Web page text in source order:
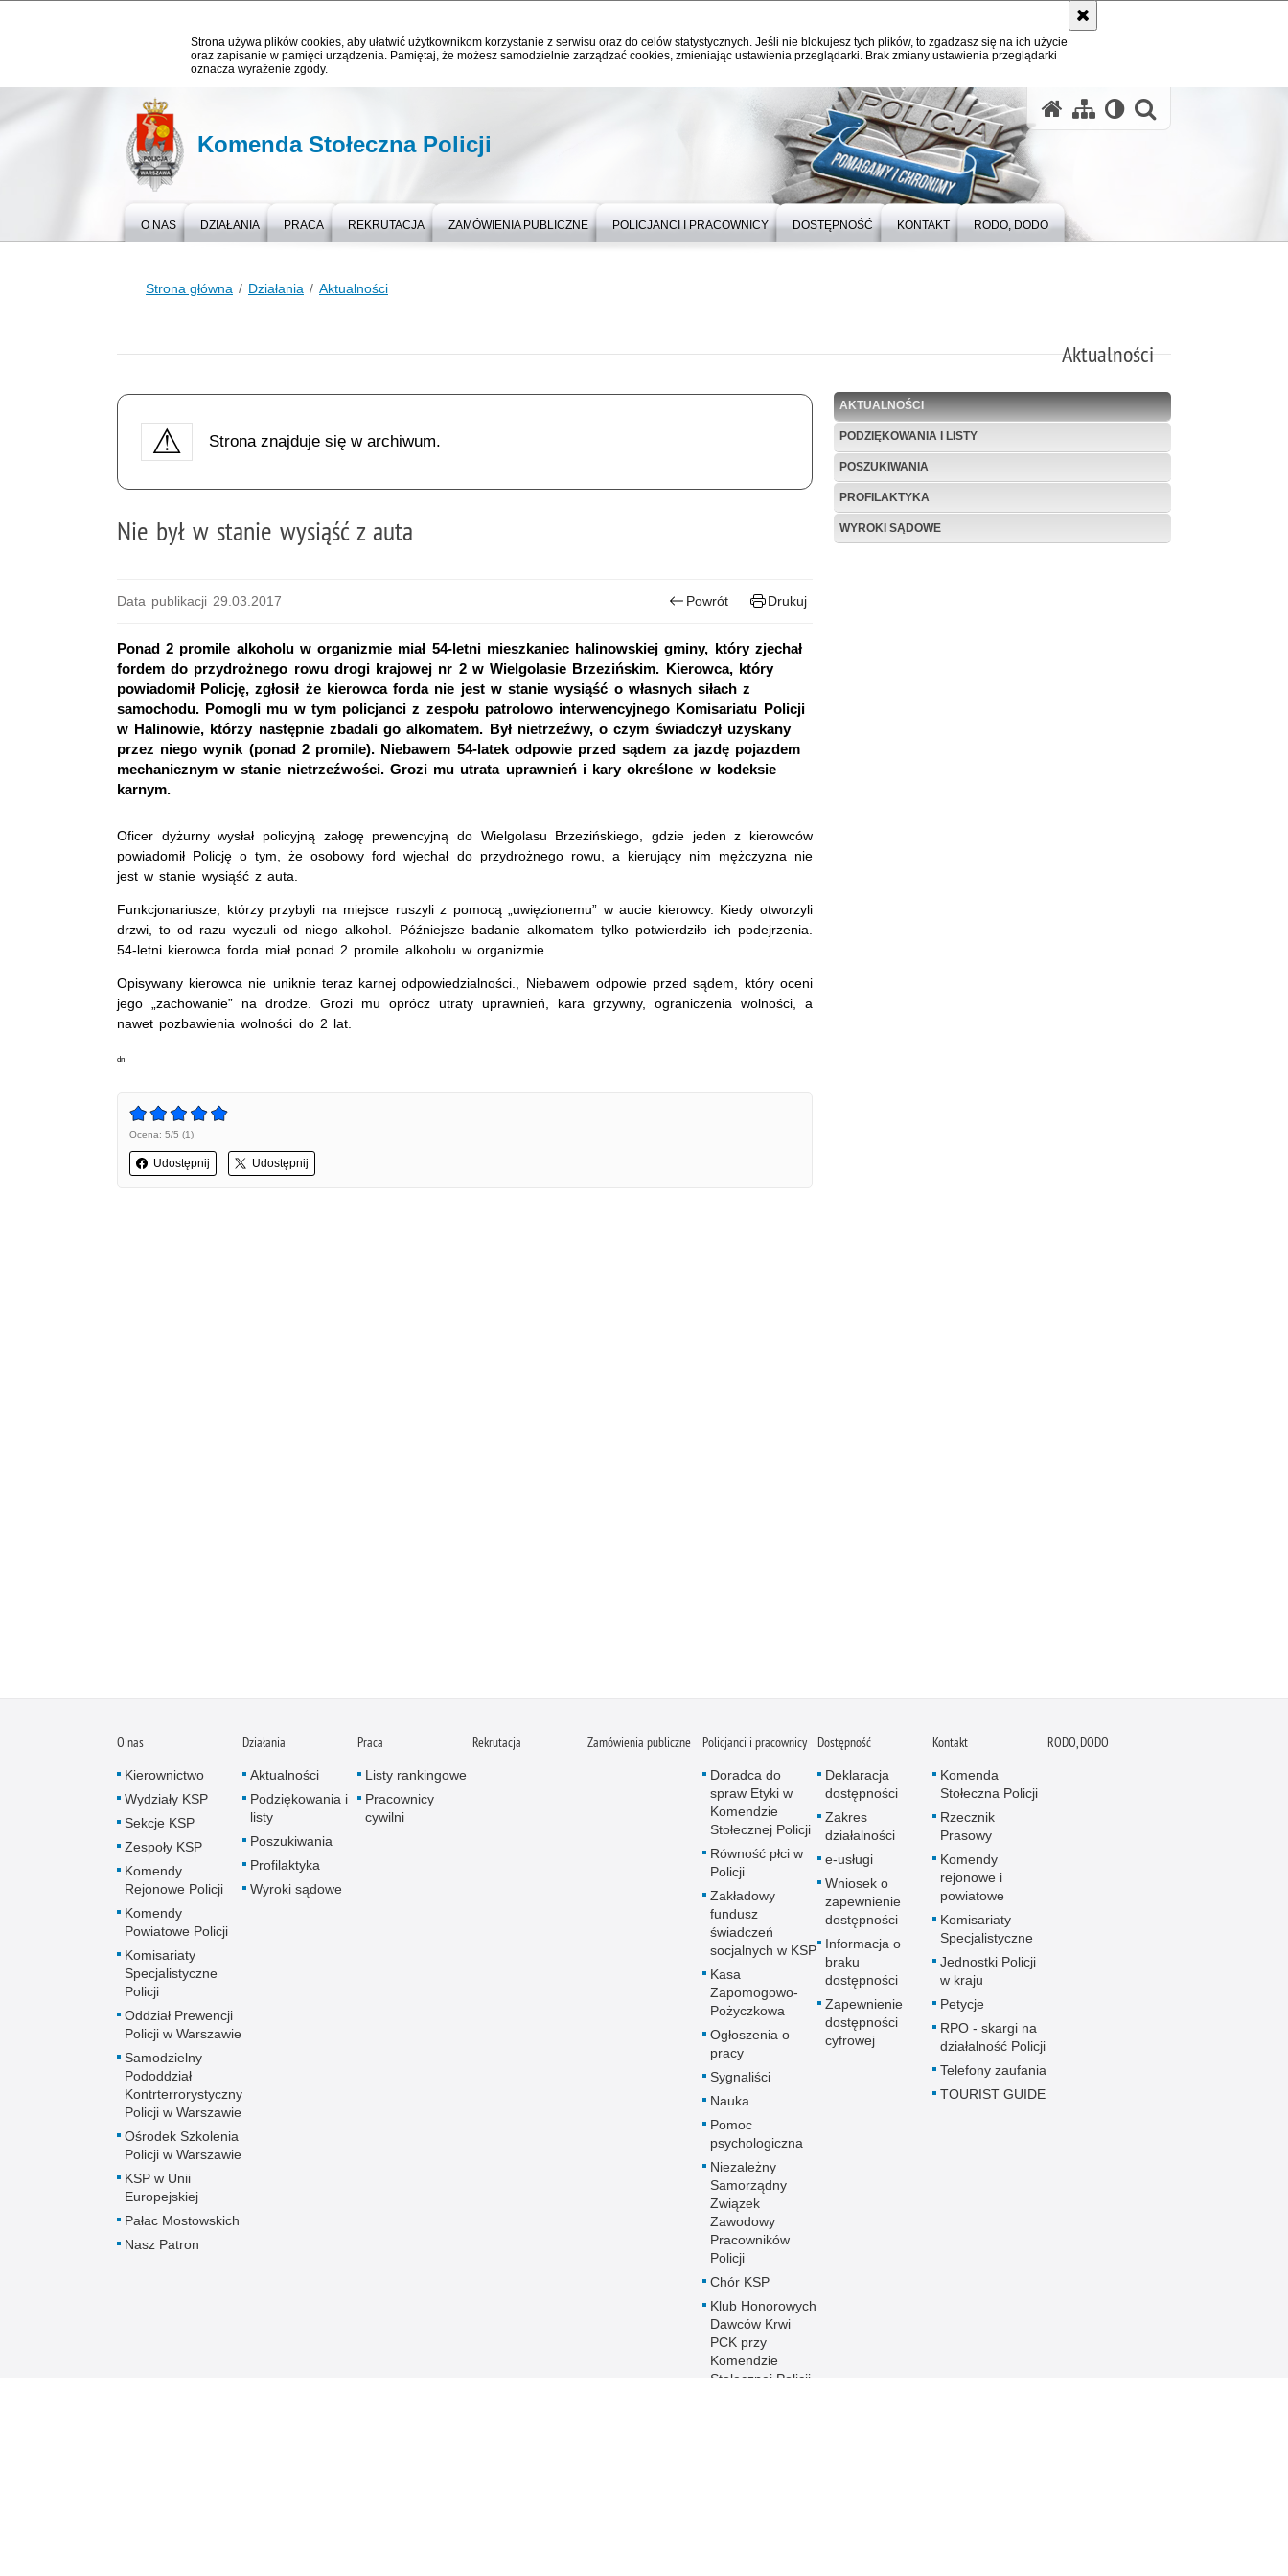
Strona używa plików cookies, aby ułatwić użytkownikom korzystanie z serwisu oraz do celów statystycznych. Jeśli nie blokujesz tych plików, to zgadzasz się na ich użycie
oraz zapisanie w pamięci urządzenia. Pamiętaj, że możesz samodzielnie zarządzać cookies, zmieniając ustawienia przeglądarki. Brak zmiany ustawienia przeglądarki
oznacza wyrażenie zgody.
Komenda Stołeczna Policji
O NAS DZIAŁANIA PRACA REKRUTACJA ZAMÓWIENIA PUBLICZNE POLICJANCI I PRACOWNICY DOSTĘPNOŚĆ KONTAKT RODO, DODO
Strona główna Działania Aktualności
Aktualności
Strona znajduje się w archiwum.
Nie był w stanie wysiąść z auta
Data publikacji 29.03.2017 Powrót Drukuj
Ponad 2 promile alkoholu w organizmie miał 54-letni mieszkaniec halinowskiej gminy, który zjechał
fordem do przydrożnego rowu drogi krajowej nr 2 w Wielgolasie Brzezińskim. Kierowca, który
powiadomił Policję, zgłosił że kierowca forda nie jest w stanie wysiąść o własnych siłach z
samochodu. Pomogli mu w tym policjanci z zespołu patrolowo interwencyjnego Komisariatu Policji
w Halinowie, którzy następnie zbadali go alkomatem. Był nietrzeźwy, o czym świadczył uzyskany
przez niego wynik (ponad 2 promile). Niebawem 54-latek odpowie przed sądem za jazdę pojazdem
mechanicznym w stanie nietrzeźwości. Grozi mu utrata uprawnień i kary określone w kodeksie
karnym.
Oficer dyżurny wysłał policyjną załogę prewencyjną do Wielgolasu Brzezińskiego, gdzie jeden z kierowców
powiadomił Policję o tym, że osobowy ford wjechał do przydrożnego rowu, a kierujący nim mężczyzna nie
jest w stanie wysiąść z auta.
Funkcjonariusze, którzy przybyli na miejsce ruszyli z pomocą „uwięzionemu” w aucie kierowcy. Kiedy otworzyli
drzwi, to od razu wyczuli od niego alkohol. Późniejsze badanie alkomatem tylko potwierdziło ich podejrzenia.
54-letni kierowca forda miał ponad 2 promile alkoholu w organizmie.
Opisywany kierowca nie uniknie teraz karnej odpowiedzialności., Niebawem odpowie przed sądem, który oceni
jego „zachowanie” na drodze. Grozi mu oprócz utraty uprawnień, kara grzywny, ograniczenia wolności, a
nawet pozbawienia wolności do 2 lat.
dn
Ocena: 5/5 (1)
Udostępnij Udostępnij
AKTUALNOŚCI
PODZIĘKOWANIA I LISTY
POSZUKIWANIA
PROFILAKTYKA
WYROKI SĄDOWE
O nas
Kierownictwo
Wydziały KSP
Sekcje KSP
Zespoły KSP
Komendy
Rejonowe Policji
Komendy
Powiatowe Policji
Komisariaty
Specjalistyczne
Policji
Oddział Prewencji
Policji w Warszawie
Samodzielny
Pododdział
Kontrterrorystyczny
Policji w Warszawie
Ośrodek Szkolenia
Policji w Warszawie
KSP w Unii
Europejskiej
Pałac Mostowskich
Nasz Patron
Działania
Aktualności
Podziękowania i
listy
Poszukiwania
Profilaktyka
Wyroki sądowe
Praca
Listy rankingowe
Pracownicy
cywilni
Rekrutacja Zamówienia publiczne Policjanci i pracownicy
Doradca do
spraw Etyki w
Komendzie
Stołecznej Policji
Równość płci w
Policji
Zakładowy
fundusz
świadczeń
socjalnych w KSP
Kasa
Zapomogowo-
Pożyczkowa
Ogłoszenia o
pracy
Sygnaliści
Nauka
Pomoc
psychologiczna
Niezależny
Samorządny
Związek
Zawodowy
Pracowników
Policji
Chór KSP
Klub Honorowych
Dawców Krwi
PCK przy
Komendzie
Stołecznej Policji
Dostępność
Deklaracja
dostępności
Zakres
działalności
e-usługi
Wniosek o
zapewnienie
dostępności
Informacja o
braku
dostępności
Zapewnienie
dostępności
cyfrowej
Kontakt
Komenda
Stołeczna Policji
Rzecznik
Prasowy
Komendy
rejonowe i
powiatowe
Komisariaty
Specjalistyczne
Jednostki Policji
w kraju
Petycje
RPO - skargi na
działalność Policji
Telefony zaufania
TOURIST GUIDE
RODO, DODO